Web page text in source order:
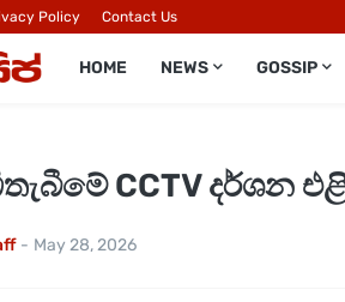
Policy Contact Us
HOME NEWS GOSSIP
CCTV දර්ශන
- May 28, 2026